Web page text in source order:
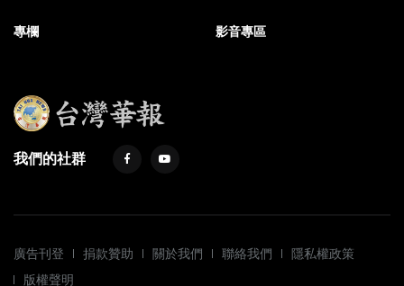
專欄 影音專區
我們的社群
廣告刊登 捐款贊助 關於我們 聯絡我們
隱私權政策
版權聲明